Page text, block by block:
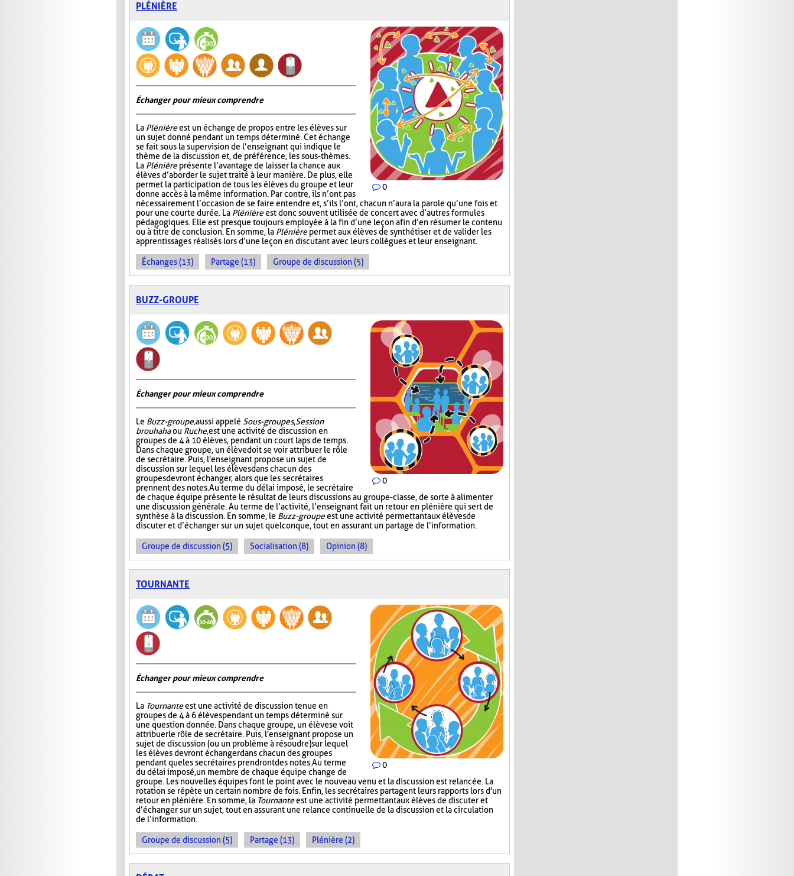
PLÉNIÈRE
0
Échanger pour mieux comprendre
La Plénièreest un échange de propos entre les élèves sur
un sujet donné pendant un temps déterminé. Cet échange
se fait sous la supervision de l’enseignant qui indique le
thème de la discussion et, de préférence, les sous-thèmes.
La Plénièreprésente l’avantage de laisser la chance aux
élèves d’aborder le sujet traité à leur manière. De plus, elle
permet la participation de tous les élèves du groupe et leur
donne accès à la même information. Par contre, ils n’ont pas
nécessairement l’occasion de se faire entendre et, s’ils l’ont, chacun n’aura la parole qu’une fois et
pour une courte durée. La Plénièreest donc souvent utilisée de concert avec d’autres formules
pédagogiques. Elle est presque toujours employée à la fin d’une leçon afin d’en résumer le contenu
ou à titre de conclusion. En somme, la Plénièrepermet aux élèves de synthétiser et de valider les
apprentissages réalisés lors d’une leçon en discutant avec leurs collègues et leur enseignant.
Échanges (13) Partage (13) Groupe de discussion (5)
BUZZ-GROUPE
0
Échanger pour mieux comprendre
Le Buzz-groupe,aussi appelé Sous-groupes,Session
brouhahaou Ruche,est une activité de discussion en
groupes de 4 à 10 élèves, pendant un court laps de temps.
Dans chaque groupe, un élève doit se voir attribuer le rôle
de secrétaire. Puis, l'enseignant propose un sujet de
discussion sur lequel les élèves dans chacun des
groupes devront échanger, alors que les secrétaires
prennent des notes. Au terme du délai imposé, le secrétaire
de chaque équipe présente le résultat de leurs discussions au groupe-classe, de sorte à alimenter
une discussion générale. Au terme de l’activité, l’enseignant fait un retour en plénière qui sert de
synthèse à la discussion. En somme, le Buzz-groupeest une activité permettant aux élèves de
discuter et d’échanger sur un sujet quelconque, tout en assurant un partage de l’information.
Groupe de discussion (5) Socialisation (8) Opinion (8)
TOURNANTE
0
Échanger pour mieux comprendre
La Tournanteest une activité de discussion tenue en
groupes de 4 à 6 élèves pendant un temps déterminé sur
une question donnée. Dans chaque groupe, un élève se voit
attribuer le rôle de secrétaire. Puis, l'enseignant propose un
sujet de discussion (ou un problème à résoudre) sur lequel
les élèves devront échanger dans chacun des groupes
pendant que les secrétaires prendront des notes. Au terme
du délai imposé, un membre de chaque équipe change de
groupe. Les nouvelles équipes font le point avec le nouveau venu et la discussion est relancée. La
rotation se répète un certain nombre de fois. Enfin, les secrétaires partagent leurs rapports lors d'un
retour en plénière. En somme, la Tournanteest une activité permettant aux élèves de discuter et
d’échanger sur un sujet, tout en assurant une relance continuelle de la discussion et la circulation
de l’information.
Groupe de discussion (5) Partage (13) Plénière (2)